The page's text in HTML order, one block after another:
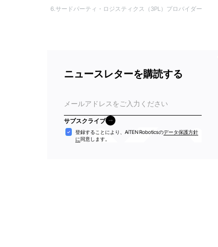
6.サードパーティ・ロジスティクス（3PL）プロバイダー
ニュースレターを購読する
子
メ
ー
ル
サブスクライブ
サブスクライブ
受
登録することにより、AiTEN Roboticsのデータ保護方針
に 同意します。